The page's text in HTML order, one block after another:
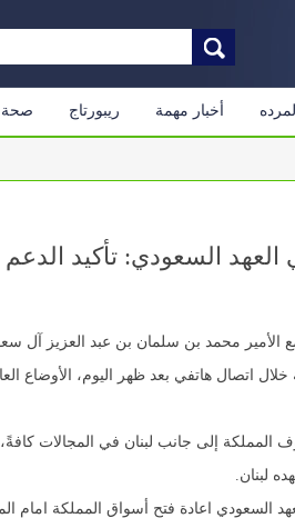
المرده أخبار مهمة ريبورتاج صحة
السعودي: تأكيد
محمد بن سلمان بن عبد العزيز آل
اتصال هاتفي بعد ظهر اليوم، الأوضاع
إلى جانب لبنان في المجالات كافةً،
لبنان.
اعادة فتح أسواق المملكة امام